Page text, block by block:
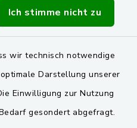
Ich stimme nicht zu
wir technisch notwendige
Darstellung unserer
Einwilligung zur Nutzung
gesondert abgefragt.
Schwarzenfeld